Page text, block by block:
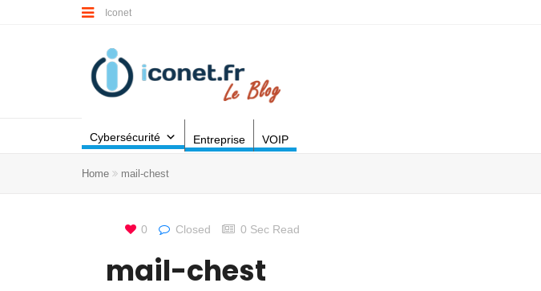
Iconet
Cybersécurité Entreprise VOIP
Home mail-chest
0 Closed 0 Sec Read
mail-chest